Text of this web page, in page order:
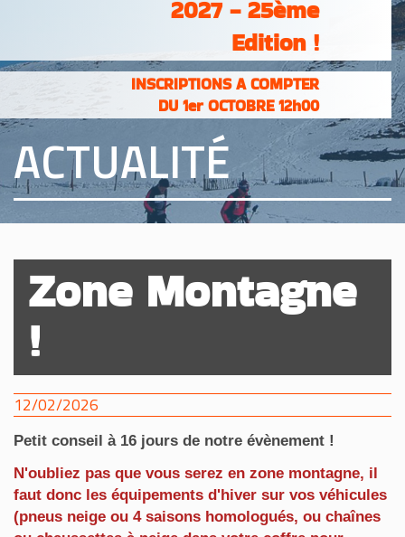
2027 - 25ème
Edition !
INSCRIPTIONS A COMPTER
DU 1er OCTOBRE 12h00
ACTUALITÉ
Zone Montagne
!
12/02/2026
Petit conseil à 16 jours de notre évènement !
N'oubliez pas que vous serez en zone montagne, il
faut donc les équipements d'hiver sur vos véhicules
(pneus neige ou 4 saisons homologués, ou chaînes